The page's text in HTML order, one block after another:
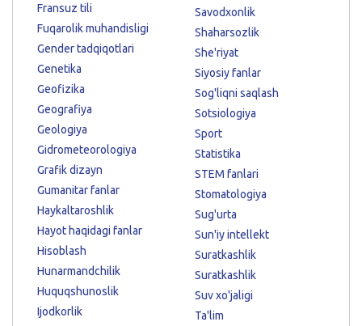
Fransuz tili
Fuqarolik muhandisligi
Gender tadqiqotlari
Genetika
Geofizika
Geografiya
Geologiya
Gidrometeorologiya
Grafik dizayn
Gumanitar fanlar
Haykaltaroshlik
Hayot haqidagi fanlar
Hisoblash
Hunarmandchilik
Huquqshunoslik
Ijodkorlik
Savodxonlik
Shaharsozlik
She'riyat
Siyosiy fanlar
Sog'liqni saqlash
Sotsiologiya
Sport
Statistika
STEM fanlari
Stomatologiya
Sug'urta
Sun'iy intellekt
Suratkashlik
Suratkashlik
Suv xo'jaligi
Ta'lim